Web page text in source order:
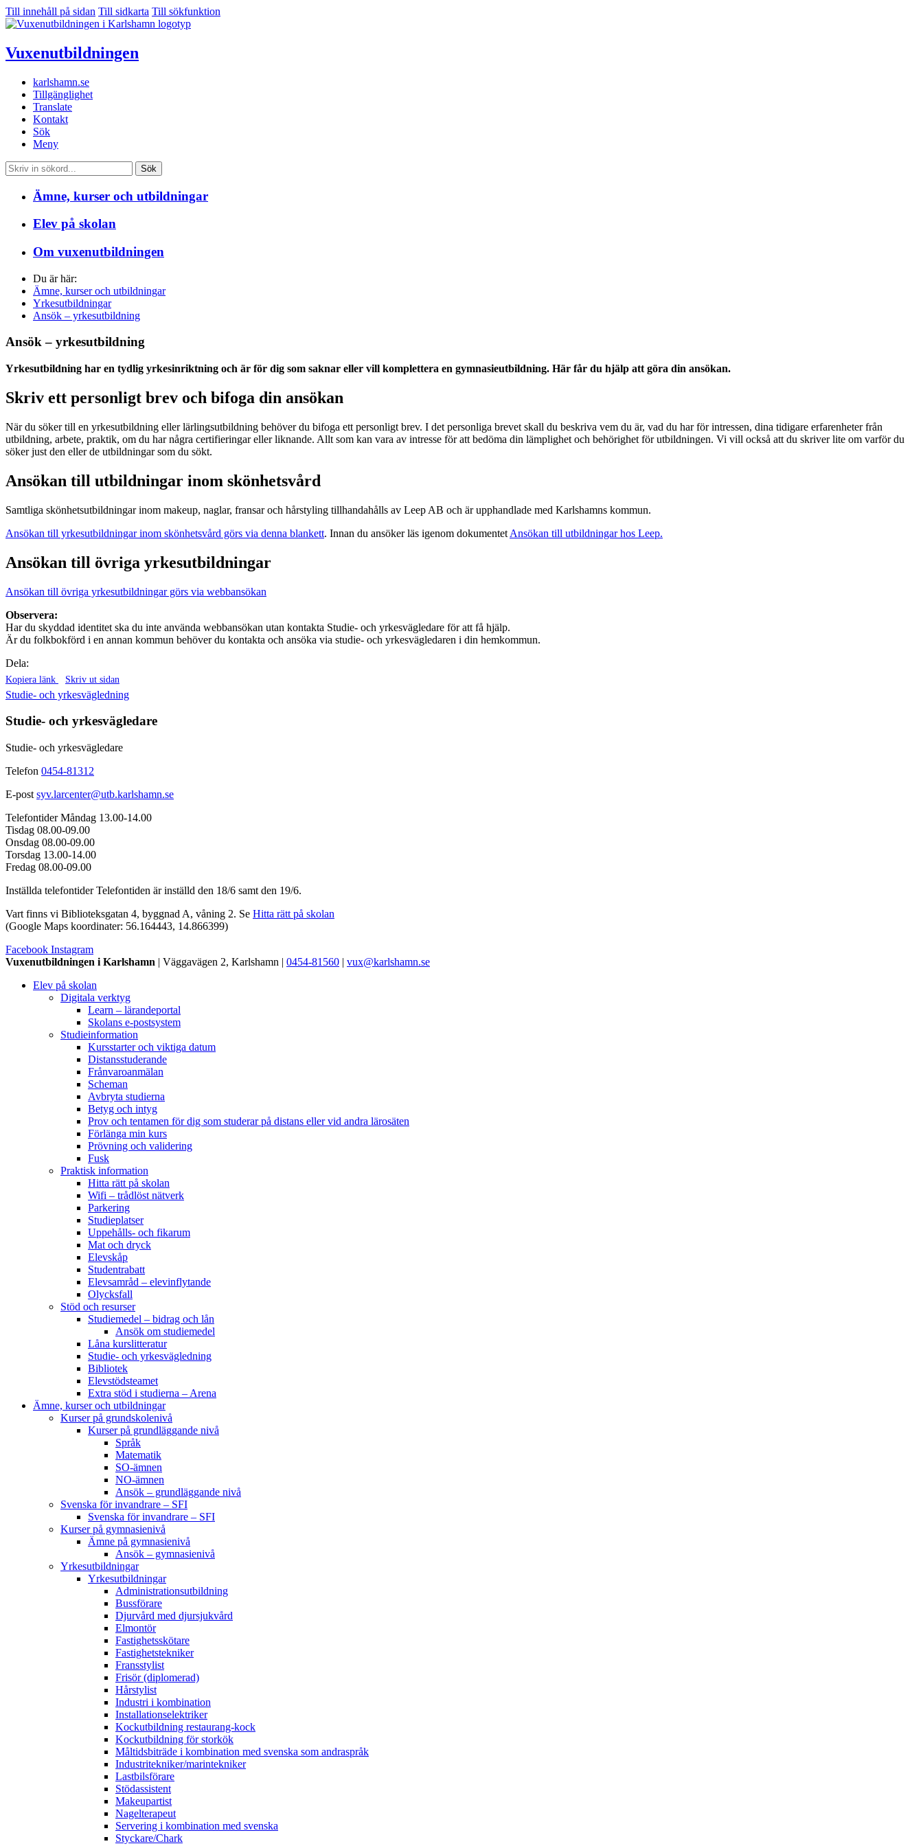
Till innehåll på sidan Till sidkarta Till sökfunktion
Vuxen­utbildningen
karlshamn.se
Tillgänglighet
Translate
Kontakt
Sök
Meny
Sök
Ämne, kurser och utbildningar
Elev på skolan
Om vuxenutbildningen
Du är här:
Ämne, kurser och utbildningar
Yrkesutbildningar
Ansök – yrkesutbildning
Ansök – yrkesutbildning
Yrkesutbildning har en tydlig yrkesinriktning och är för dig som saknar eller vill komplettera en gymnasieutbildning. Här får du hjälp att göra din ansökan.
Skriv ett personligt brev och bifoga din ansökan
När du söker till en yrkesutbildning eller lärlingsutbildning behöver du bifoga ett personligt brev. I det personliga brevet skall du beskriva vem du är, vad du har för intressen, dina tidigare erfarenheter från
utbildning, arbete, praktik, om du har några certifieringar eller liknande. Allt som kan vara av intresse för att bedöma din lämplighet och behörighet för utbildningen. Vi vill också att du skriver lite om varför du
söker just den eller de utbildningar som du sökt.
Ansökan till utbildningar inom skönhetsvård
Samtliga skönhetsutbildningar inom makeup, naglar, fransar och hårstyling tillhandahålls av Leep AB och är upphandlade med Karlshamns kommun.
Ansökan till yrkesutbildningar inom skönhetsvård görs via denna blankett. Innan du ansöker läs igenom dokumentet Ansökan till utbildningar hos Leep.
Ansökan till övriga yrkesutbildningar
Ansökan till övriga yrkesutbildningar görs via webbansökan
Observera:
Har du skyddad identitet ska du inte använda webbansökan utan kontakta Studie- och yrkesvägledare för att få hjälp.
Är du folkbokförd i en annan kommun behöver du kontakta och ansöka via studie- och yrkesvägledaren i din hemkommun.
Dela:
Kopiera länk Skriv ut sidan
Studie- och yrkesvägledning
Studie- och yrkesvägledare
Studie- och yrkesvägledare
Telefon 0454-81312
E-post syv.larcenter@utb.karlshamn.se
TelefontiderMåndag 13.00-14.00
Tisdag 08.00-09.00
Onsdag 08.00-09.00
Torsdag 13.00-14.00
Fredag 08.00-09.00
Inställda telefontiderTelefontiden är inställd den 18/6 samt den 19/6.
Vart finns vi Biblioteksgatan 4, byggnad A, våning 2. Se Hitta rätt på skolan
(Google Maps koordinater: 56.164443, 14.866399)
Facebook Instagram
Vuxenutbildningen i Karlshamn | Väggavägen 2, Karlshamn | 0454-81560 | vux@karlshamn.se
Elev på skolan
Digitala verktyg
Learn – lärandeportal
Skolans e-postsystem
Studieinformation
Kursstarter och viktiga datum
Distansstuderande
Frånvaroanmälan
Scheman
Avbryta studierna
Betyg och intyg
Prov och tentamen för dig som studerar på distans eller vid andra lärosäten
Förlänga min kurs
Prövning och validering
Fusk
Praktisk information
Hitta rätt på skolan
Wifi – trådlöst nätverk
Parkering
Studieplatser
Uppehålls- och fikarum
Mat och dryck
Elevskåp
Studentrabatt
Elevsamråd – elevinflytande
Olycksfall
Stöd och resurser
Studiemedel – bidrag och lån
Ansök om studiemedel
Låna kurslitteratur
Studie- och yrkesvägledning
Bibliotek
Elevstödsteamet
Extra stöd i studierna – Arena
Ämne, kurser och utbildningar
Kurser på grundskolenivå
Kurser på grundläggande nivå
Språk
Matematik
SO-ämnen
NO-ämnen
Ansök – grundläggande nivå
Svenska för invandrare – SFI
Svenska för invandrare – SFI
Kurser på gymnasienivå
Ämne på gymnasienivå
Ansök – gymnasienivå
Yrkesutbildningar
Yrkesutbildningar
Administrationsutbildning
Bussförare
Djurvård med djursjukvård
Elmontör
Fastighetsskötare
Fastighetstekniker
Fransstylist
Frisör (diplomerad)
Hårstylist
Industri i kombination
Installationselektriker
Kockutbildning restaurang-kock
Kockutbildning för storkök
Måltidsbiträde i kombination med svenska som andraspråk
Industritekniker/marintekniker
Lastbilsförare
Stödassistent
Makeupartist
Nagelterapeut
Servering i kombination med svenska
Styckare/Chark